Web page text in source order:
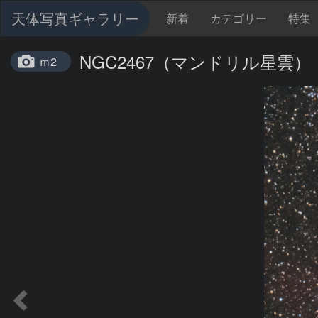
天体写真ギャラリー 新着 カテゴリー 特集
ｍ2 NGC2467（マンドリル星雲）